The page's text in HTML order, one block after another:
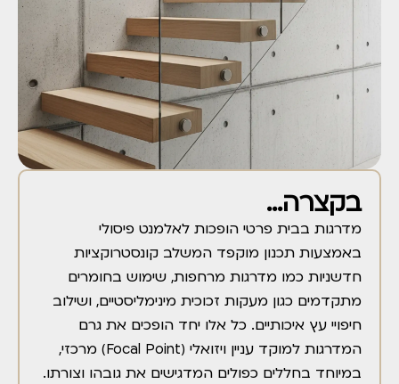
בקצרה...
מדרגות בבית פרטי הופכות לאלמנט פיסולי
באמצעות תכנון מוקפד המשלב קונסטרוקציות
חדשניות כמו מדרגות מרחפות, שימוש בחומרים
מתקדמים כגון מעקות זכוכית מינימליסטיים, ושילוב
חיפויי עץ איכותיים. כל אלו יחד הופכים את גרם
המדרגות למוקד עניין ויזואלי (Focal Point) מרכזי,
במיוחד בחללים כפולים המדגישים את גובהו וצורתו.